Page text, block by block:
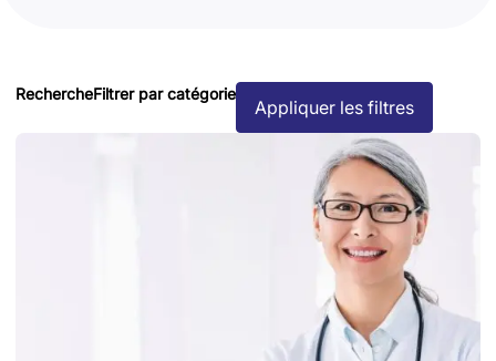
RechercheFiltrer par catégorie
Appliquer les filtres